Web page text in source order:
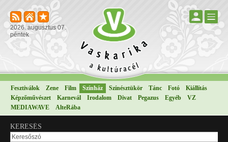
2026. augusztus 07.
péntek
Fesztiválok Zene Film Színház Színésztükör Tánc Fotó
Kiállítás
Képzőművészet
Karnevál Irodalom Divat Pegazus Egyéb
VZ
MEDIAWAVE
AlteRába
KERESÉS